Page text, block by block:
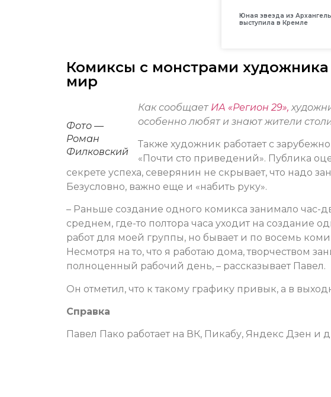
Юная звезда из
выступила в Кремле
Комиксы с монстрами
мир
Фото —
Роман
Филковский
Как сообщает ИА «Регион 29»,
особенно любят и знают жители
Также художник работает с
«Почти сто приведений». Публика
секрете успеха, северянин не скрывает, что надо
Безусловно, важно еще и «набить руку».
– Раньше создание одного комикса занимало час-
среднем, где-то полтора часа уходит на создание
работ для моей группы, но бывает и по восемь
Несмотря на то, что я работаю дома, творчеством
полноценный рабочий день, – рассказывает Павел.
Он отметил, что к такому графику привык, а в
Справка
Павел Пако работает на ВК, Пикабу, Яндекс Дзен и